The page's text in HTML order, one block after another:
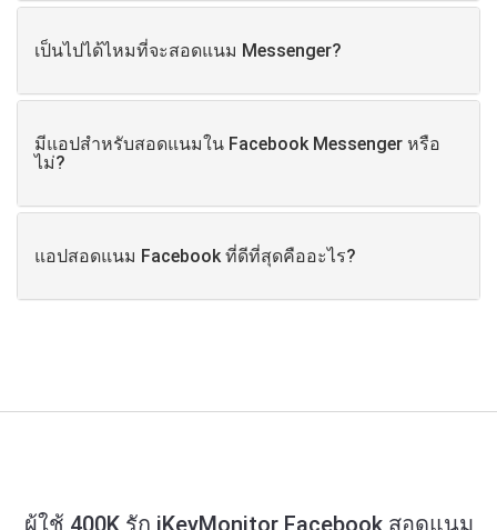
เป็นไปได้ไหมที่จะสอดแนม Messenger?
มีแอปสําหรับสอดแนมใน Facebook Messenger หรือ
ไม่?
แอปสอดแนม Facebook ที่ดีที่สุดคืออะไร?